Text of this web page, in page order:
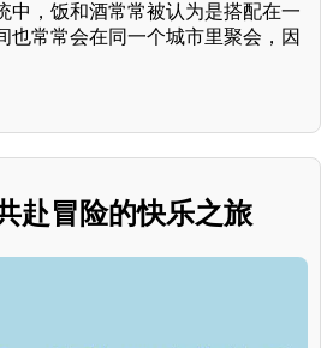
中，饭和酒常常被认为是搭配在一
也常常会在同一个城市里聚会，因
赴冒险的快乐之旅